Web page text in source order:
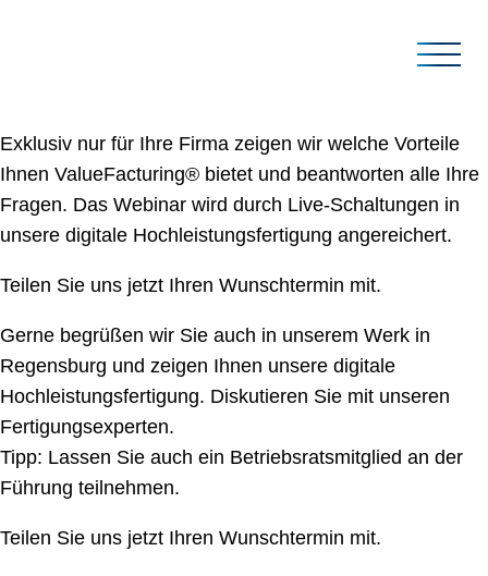
事業内容
サービス内容
OLTCのメンテナンス(吊り上げ点検)
サービス
真空式切換開閉器へのレトロフィット
OLTCのレトロフィット
電動操作機構のレトロフィット
電動操作機構の改造・不具合サポート
変圧器付属品のレトロフィット
監視装置 TRAFOGUARD® ISM®のレトロフィッ
保守理念
プロジェクト実績
ライセンス製T形真空レトロフィット
ライセンス製F形OLTC点検
ライセンス製M形OLTC点検
Reinhausen社製V形OLTC点検
Reinhausen社製H形OLTC点検
負荷時タップ切換器とは
Reinhausen社の開発の歴史
抵抗タイプ高速タップ切換器の発明
Scheubeck兄弟とJansen博士の協力
世界的な市場リーダーへの道のり
連絡先
ダウンロード
Exklusiv nur für Ihre Firma zeigen wir welche Vorteile
Ihnen ValueFacturing® bietet und beantworten alle Ihre
Fragen. Das Webinar wird durch Live-Schaltungen in
unsere digitale Hochleistungsfertigung angereichert.
Teilen Sie uns jetzt Ihren Wunschtermin mit.
Gerne begrüßen wir Sie auch in unserem Werk in
Regensburg und zeigen Ihnen unsere digitale
Hochleistungsfertigung. Diskutieren Sie mit unseren
Fertigungsexperten.
Tipp: Lassen Sie auch ein Betriebsratsmitglied an der
Führung teilnehmen.
Teilen Sie uns jetzt Ihren Wunschtermin mit.